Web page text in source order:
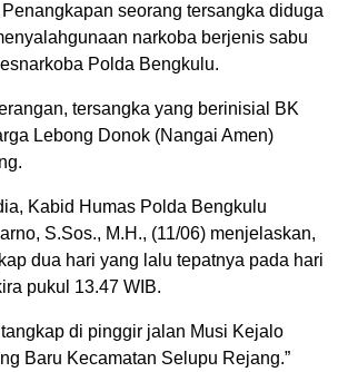
seorang tersangka diduga
narkoba berjenis sabu
Polda Bengkulu.
tersangka yang berinisial BK
Lebong Donok (Nangai Amen)
Kabid Humas Polda Bengkulu
S.Sos., M.H., (11/06) menjelaskan,
dua hari yang lalu tepatnya pada hari
pukul 13.47 WIB.
tangkap di pinggir jalan Musi Kejalo
Baru Kecamatan Selupu Rejang.”